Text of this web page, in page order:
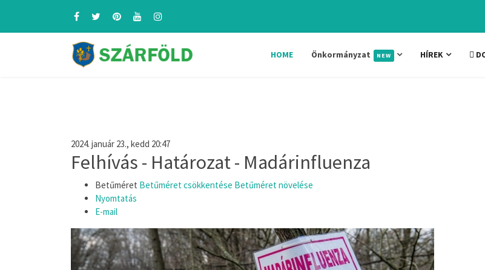
HOME Önkormányzat NEW HÍREK
2024. január 23., kedd 20:47
Felhívás - Határozat - Madárinfluenza
Betűméret Betűméret csökkentése Betűméret növelése
Nyomtatás
E-mail